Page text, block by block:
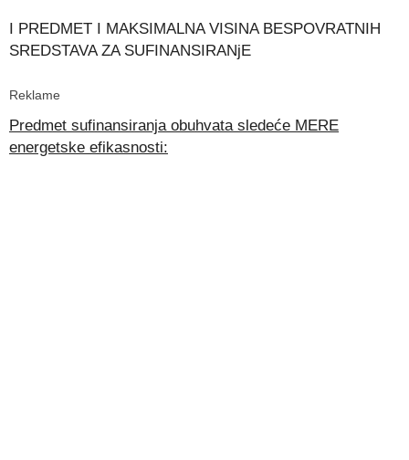
I PREDMET I MAKSIMALNA VISINA BESPOVRATNIH
SREDSTAVA ZA SUFINANSIRANjE
Reklame
Predmet sufinansiranja obuhvata sledeće MERE
energetske efikasnosti: